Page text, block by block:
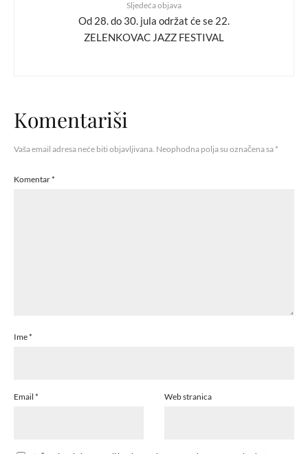
Sljedeća objava
Od 28. do 30. jula održat će se 22.
ZELENKOVAC JAZZ FESTIVAL
Komentariši
Vaša email adresa neće biti objavljivana. Neophodna polja su označena sa *
Komentar*
Ime*
Email * Web stranica